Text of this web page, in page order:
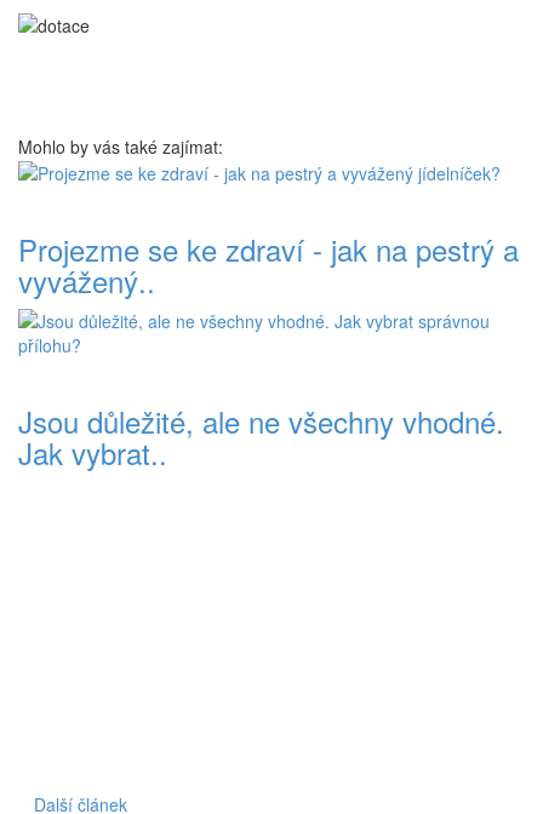
Mohlo by vás také zajímat:
Projezme se ke zdraví - jak na pestrý a
vyvážený..
Jsou důležité, ale ne všechny vhodné.
Jak vybrat..
Další článek